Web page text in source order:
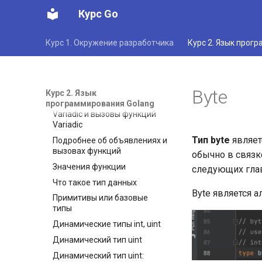
Курс Go
Курс 1. Окружение разработчика Курс 2. Язык
Курс 2. Язык
программирования Golang
Go
подкоманды Go
Просмотр документации
исходного кода
Простая демонстрационная
программа Go
Разрывы строк в Go
Ключевые слова и
идентификаторы в Go
Базовые типы и основные
литералы значений
Основные литералы
значений
Основные литералы
значений: литералы
значений рун
произвольный тип, их
Функции в Go
Объявления функций
Variadic и вызовы функций
Variadic
Подробнее об объявлениях и
вызовах функций
Значения функции
Что такое тип данных
Примитивы или базовые
типы
Динамические типы int, uint
Динамический тип uint
Динамический тип uint:
Byte
Тип byte
обычно в
следующих
Byte является